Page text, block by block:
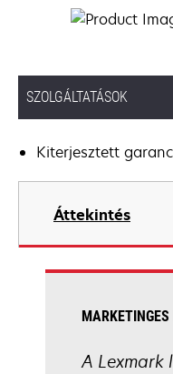
SZOLGÁLTATÁSOK
Kiterjesztett
Áttekintés
A Lexmark